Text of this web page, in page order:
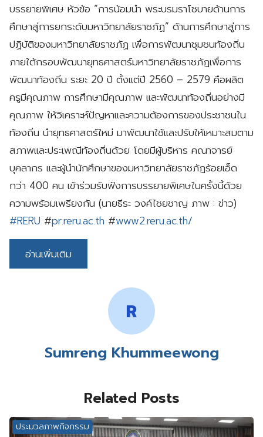
บรรยายพิเศษ หัวข้อ “การน้อมนำ พระบรมราโชบายด้านการ
ศึกษาสู่การยกระดับมหาวิทยาลัยราชภัฏ” ด้านการศึกษาสู่การ
ปฏิบัติของมหาวิทยาลัยราชภัฏ เพื่อการพัฒนาชุมชนท้องถิ่น
ภายใต้กรอบพัฒนายุทธศาสตร์มหาวิทยาลัยราชภัฏเพื่อการ
พัฒนาท้องถิ่น ระยะ 20 ปี ตั้งแต่ปี 2560 – 2579 คือผลิต
ครูมีคุณภาพ การศึกษามีคุณภาพ และพัฒนาท้องถิ่นอย่างมี
คุณภาพ ให้วิเคราะห์ปัญหาและความต้องการของประชาชนใน
ท้องถิ่น นำยุทธศาสตร์ใหม่ มาพัฒนาใช้และปรับให้เหมาะสมตาม
สภาพและประเพณีท้องถิ่นด้วย โดยมีผู้บริหาร คณาจารย์
บุคลากร และผู้นำนักศึกษาของมหาวิทยาลัยราชภัฏร้อยเอ็ด
กว่า 400 คน เข้าร่วมรับฟังการบรรยายพิเศษในครั้งนี้ด้วย
ความพร้อมเพรียงกัน (นายธีระ วงค์ไชยชาญ ภาพ : ข่าว)
#RERU #pr.reru.ac.th #www2.reru.ac.th/
อ่านเพิ่มเติม
Sumreng Khummeewong
Related Posts
ประมวลภาพกิจกรรม